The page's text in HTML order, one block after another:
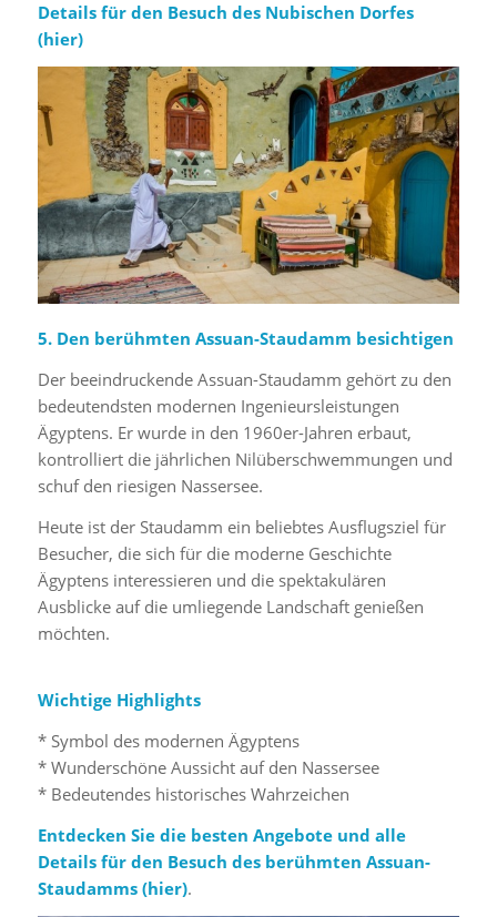
Details für den Besuch des Nubischen Dorfes
(hier)
5. Den berühmten Assuan-Staudamm besichtigen
Der beeindruckende Assuan-Staudamm gehört zu den
bedeutendsten modernen Ingenieursleistungen
Ägyptens. Er wurde in den 1960er-Jahren erbaut,
kontrolliert die jährlichen Nilüberschwemmungen und
schuf den riesigen Nassersee.
Heute ist der Staudamm ein beliebtes Ausflugsziel für
Besucher, die sich für die moderne Geschichte
Ägyptens interessieren und die spektakulären
Ausblicke auf die umliegende Landschaft genießen
möchten.
Wichtige Highlights
* Symbol des modernen Ägyptens
* Wunderschöne Aussicht auf den Nassersee
* Bedeutendes historisches Wahrzeichen
Entdecken Sie die besten Angebote und alle
Details für den Besuch des berühmten Assuan-
Staudamms (hier).